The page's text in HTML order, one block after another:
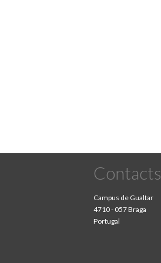
Contacts
Campus de Gualtar
4710 - 057 Braga
Portugal